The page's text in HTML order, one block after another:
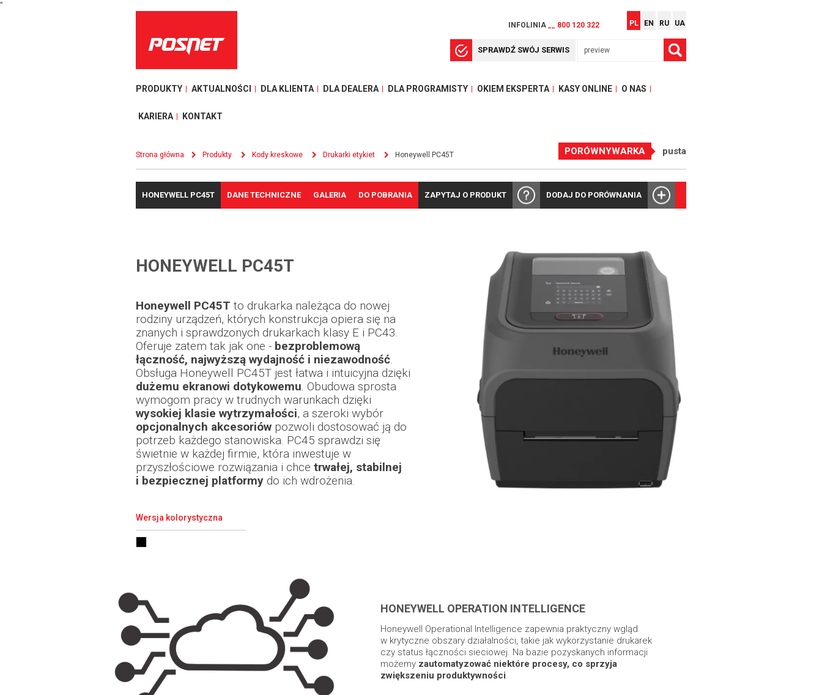
"
INFOLINIA __ 800 120 322 PL EN RU UA
SPRAWDŹ SWÓJ SERWIS
PRODUKTY AKTUALNOŚCI DLA KLIENTA DLA DEALERA DLA PROGRAMISTY OKIEM EKSPERTA KASY ONLINE O NAS
KARIERA KONTAKT
Strona główna Produkty Kody kreskowe Drukarki etykiet Honeywell PC45T PORÓWNYWARKA pusta
HONEYWELL PC45T DANE TECHNICZNE GALERIA DO POBRANIA ZAPYTAJ O PRODUKT DODAJ DO PORÓWNANIA
HONEYWELL PC45T
Honeywell PC45T to drukarka należąca do nowej
rodziny urządzeń, których konstrukcja opiera się na
znanych i sprawdzonych drukarkach klasy E i PC43.
Oferuje zatem tak jak one - bezproblemową
łączność, najwyższą wydajność i niezawodność.
Obsługa Honeywell PC45T jest łatwa i intuicyjna dzięki
dużemu ekranowi dotykowemu. Obudowa sprosta
wymogom pracy w trudnych warunkach dzięki
wysokiej klasie wytrzymałości, a szeroki wybór
opcjonalnych akcesoriów pozwoli dostosować ją do
potrzeb każdego stanowiska. PC45 sprawdzi się
świetnie w każdej firmie, która inwestuje w
przyszłościowe rozwiązania i chce trwałej, stabilnej
i bezpiecznej platformy do ich wdrożenia.
Wersja kolorystyczna
HONEYWELL OPERATION INTELLIGENCE
Honeywell Operational Intelligence zapewnia praktyczny wgląd
w krytyczne obszary działalności, takie jak wykorzystanie drukarek
czy status łączności sieciowej. Na bazie pozyskanych informacji
możemy zautomatyzować niektóre procesy, co sprzyja
zwiększeniu produktywności.